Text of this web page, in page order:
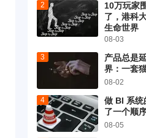
10万玩家
了，港科
生命世界
08-03
产品总是
界：一套
08-02
做 BI 系统
了一个顺
08-05